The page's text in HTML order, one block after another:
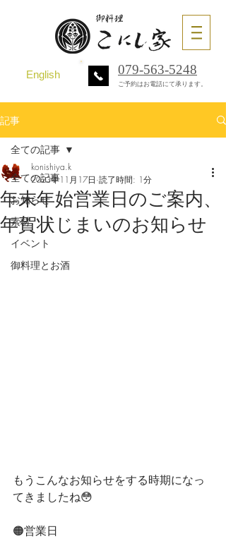
English 079-563-5248
ご予約はお電話にて承ります。
記事
全ての記事
お知らせ
素材
イベント
御料理とお酒
全ての記事
年末年始営業日のご案内、
年賀状じまいのお知らせ
konishiya.k
2023年11月17日 読了時間: 1分
もうこんなお知らせをする時期になっ
てきましたね😳
🟠営業日